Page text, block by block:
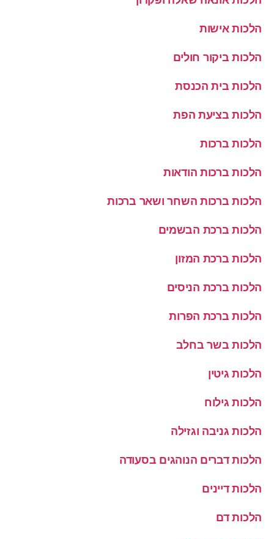
הלכות אישות
הלכות ביקור חולים
הלכות בית הכנסת
הלכות בציעת הפת
הלכות ברכות
הלכות ברכות הודאות
הלכות ברכות השחר ושאר ברכות
הלכות ברכת הבשמים
הלכות ברכת המזון
הלכות ברכת הניסים
הלכות ברכת הפרות
הלכות בשר בחלב
הלכות גיטין
הלכות גילוח
הלכות גניבה וגזילה
הלכות דברים הנוהגים בסעודה
הלכות דיינים
הלכות דם